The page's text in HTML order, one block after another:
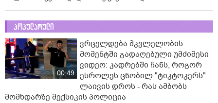
პოპულარული
00:49
ვრცელდება მკვლელობის
მომენტში გადაღებული უმძიმესი
ვიდეო: კადრებში ჩანს, როგორ
ესროლეს ცნობილ "ტიკტოკერს"
ლაივის დროს - რას ამბობს
მომხდარზე მექსიკის პოლიცია